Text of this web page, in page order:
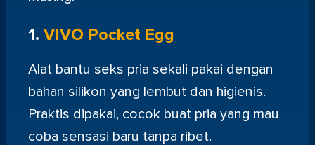
1. VIVO Pocket Egg
Alat bantu seks pria sekali pakai dengan
bahan silikon yang lembut dan higienis.
Praktis dipakai, cocok buat pria yang mau
coba sensasi baru tanpa ribet.